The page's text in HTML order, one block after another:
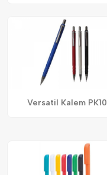
Versatil Kalem PK10